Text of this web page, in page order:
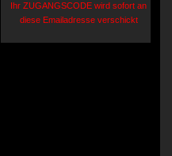
Ihr ZUGANGSCODE wird sofort an
diese Emailadresse verschickt